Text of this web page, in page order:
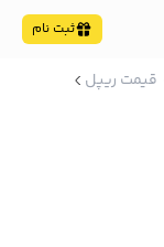
ثبت نام
قیمت ریپل